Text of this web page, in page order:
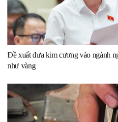
Đề xuất đưa kim cương vào ngành
như vàng